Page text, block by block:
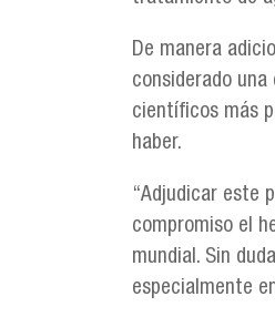
De manera
considerado
científicos más
haber.
“Adjudicar este
compromiso el
mundial. Sin
especialmente